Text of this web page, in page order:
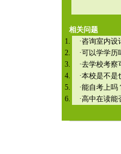
相关问题
·咨询室内设
·可以学学历
·去学校考察
·本校是不是
·能自考上吗
·高中在读能